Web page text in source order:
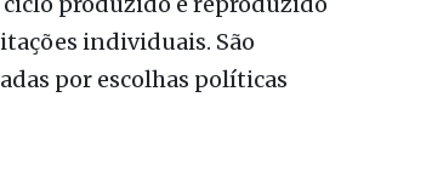
exige olhar para seus três